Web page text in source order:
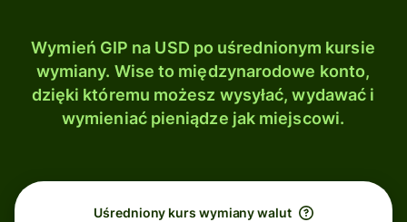
Wymień GIP na USD po uśrednionym kursie
wymiany. Wise to międzynarodowe konto,
dzięki któremu możesz wysyłać, wydawać i
wymieniać pieniądze jak miejscowi.
Uśredniony kurs wymiany walut